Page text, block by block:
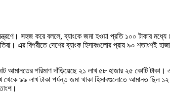
সহজ করে বললে, ব্যাংকে জমা হওয়া প্রতি ১০০ টাকার
এর বিপরীতে দেশের ব্যাংক হিসাবগুলোর প্রায় ৯০ শতাংশই
আমানতের পরিমাণ দাঁড়িয়েছে ২১ লাখ ৫৮ হাজার ২৫ কোটি
৯৯ লাখ টাকা পর্যন্ত জমা থাকা হিসাবগুলোতে আমানত ছিল